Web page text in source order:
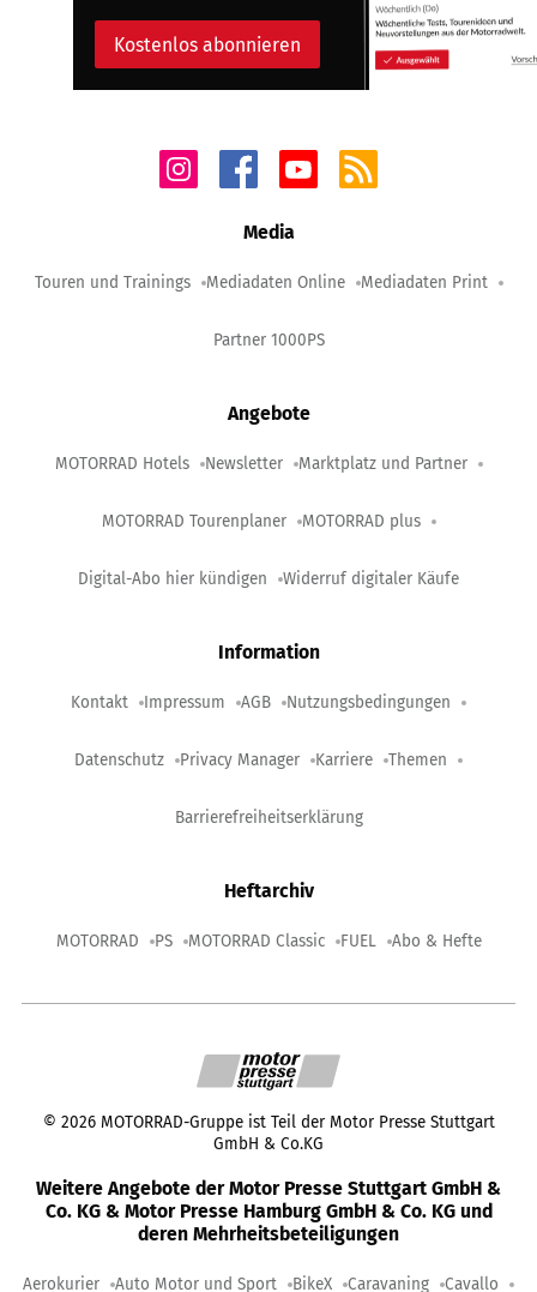
Kostenlos abonnieren
Media
Touren und Trainings Mediadaten Online Mediadaten Print
Partner 1000PS
Angebote
MOTORRAD Hotels Newsletter Marktplatz und Partner
MOTORRAD Tourenplaner MOTORRAD plus
Digital-Abo hier kündigen Widerruf digitaler Käufe
Information
Kontakt Impressum AGB Nutzungsbedingungen
Datenschutz Privacy Manager Karriere Themen
Barrierefreiheitserklärung
Heftarchiv
MOTORRAD PS MOTORRAD Classic FUEL Abo & Hefte
© 2026 MOTORRAD-Gruppe ist Teil der Motor Presse Stuttgart
GmbH & Co.KG
Weitere Angebote der Motor Presse Stuttgart GmbH &
Co. KG & Motor Presse Hamburg GmbH & Co. KG und
deren Mehrheitsbeteiligungen
Aerokurier Auto Motor und Sport BikeX Caravaning Cavallo